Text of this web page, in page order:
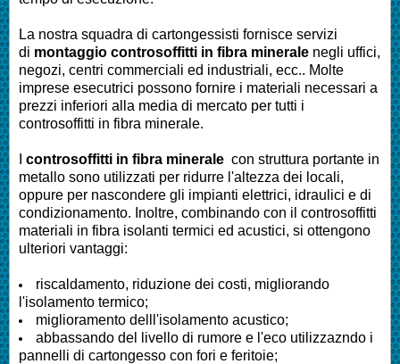
La nostra squadra di cartongessisti fornisce servizi
di montaggio controsoffitti in fibra minerale negli uffici,
negozi, centri commerciali ed industriali, ecc.. Molte
imprese esecutrici possono fornire i materiali necessari a
prezzi inferiori alla media di mercato per tutti i
controsoffitti in fibra minerale.
controsoffitti in fibra minerale con struttura portante in
metallo sono utilizzati per ridurre l'altezza dei locali,
oppure per nascondere gli impianti elettrici, idraulici e di
condizionamento. Inoltre, combinando con il controsoffitti
materiali in fibra isolanti termici ed acustici, si ottengono
ulteriori vantaggi:
riscaldamento, riduzione dei costi, migliorando
l'isolamento termico;
miglioramento delll'isolamento acustico;
abbassando del livello di rumore e l'eco utilizzazndo i
pannelli di cartongesso con fori e feritoie;